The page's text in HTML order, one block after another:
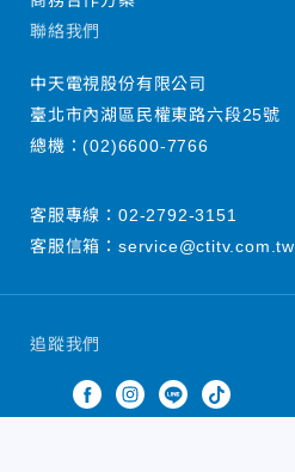
追蹤我們
聯絡我們
中天電視股份有限公司
臺北市內湖區民權東路六段25號
總機：(02)6600-7766
客服專線： 02-2792-3151
客服信箱： service@ctitv.com.tw